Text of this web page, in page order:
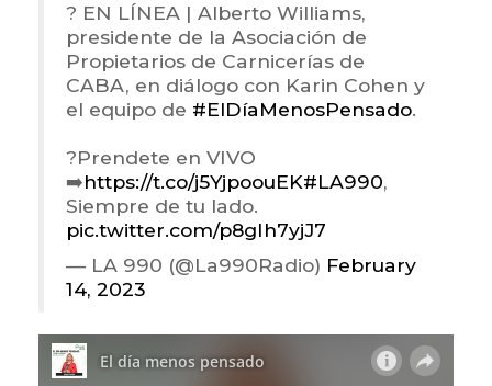
? EN LÍNEA | Alberto Williams,
presidente de la Asociación de
Propietarios de Carnicerías de
CABA, en diálogo con Karin Cohen y
el equipo de #ElDíaMenosPensado.
?Prendete en VIVO
➡️https://t.co/j5YjpoouEK#LA990,
Siempre de tu lado.
pic.twitter.com/p8gIh7yjJ7
— LA 990 (@La990Radio) February
14, 2023